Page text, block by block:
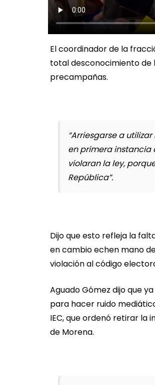
El coordinador de la
total desconocimiento de
precampañas.
“Arriesgarse a
en primera instancia
violaran la ley,
República”.
Dijo que esto refleja la
en cambio echen mano
violación al código
Aguado Gómez dijo que
para hacer ruido
IEC, que ordenó retirar la
de Morena.